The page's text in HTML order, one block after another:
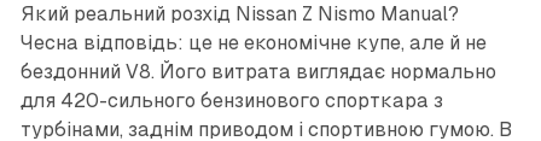
Який реальний розхід Nissan Z Nismo Manual?
Чесна відповідь: це не економічне купе, але й не
бездонний V8. Його витрата виглядає нормально
для 420-сильного бензинового спорткара з
турбінами, заднім приводом і спортивною гумою. В